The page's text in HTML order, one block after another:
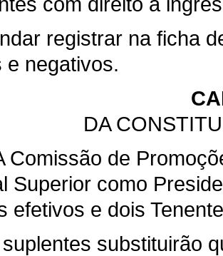
registrar na ficha
e negativos.
DA
Comissão de
Superior como
efetivos e dois
substituirão